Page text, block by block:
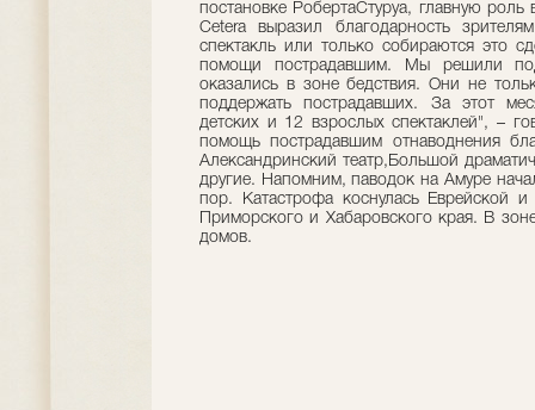
постановке РобертаСтуруа, главную
Cetera выразил благодарность
спектакль или только собираются это
помощи пострадавшим. Мы решили
оказались в зоне бедствия. Они не
поддержать пострадавших. За этот
детских и 12 взрослых спектаклей", –
помощь пострадавшим отнаводнения
Александринский театр,Большой
другие. Напомним, паводок на Амуре
пор. Катастрофа коснулась Еврейской
Приморского и Хабаровского края. В
домов.